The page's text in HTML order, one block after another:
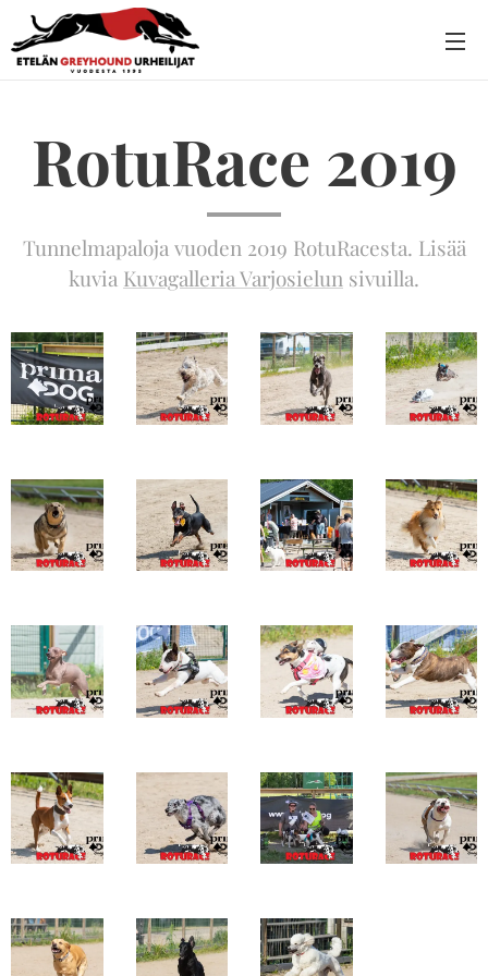
RotuRace 2019
Tunnelmapaloja vuoden 2019 RotuRacesta. Lisää
kuvia Kuvagalleria Varjosielun sivuilla.